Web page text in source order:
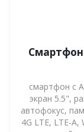
Смартфон
смартфон с
экран 5.5",
автофокус,
4G LTE, LTE-